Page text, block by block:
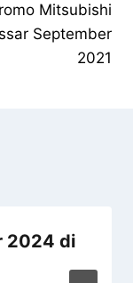
Mitsubishi
September
2021
2024 di